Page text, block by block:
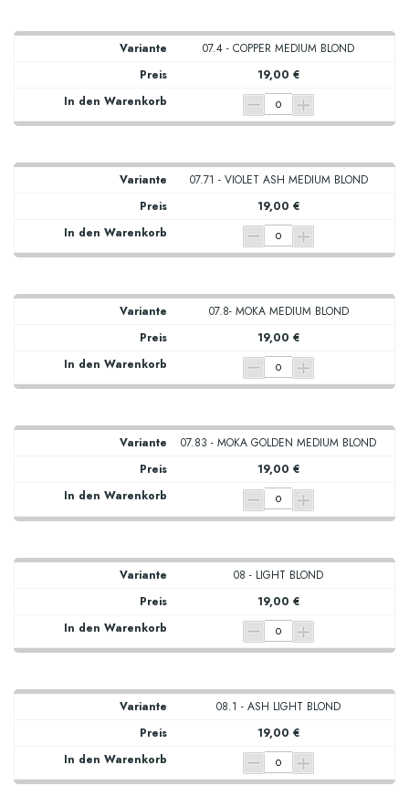
07.4 - COPPER MEDIUM BLOND
19,00 €
07.71 - VIOLET ASH MEDIUM BLOND
19,00 €
07.8- MOKA MEDIUM BLOND
19,00 €
07.83 - MOKA GOLDEN MEDIUM BLOND
19,00 €
08 - LIGHT BLOND
19,00 €
08.1 - ASH LIGHT BLOND
19,00 €